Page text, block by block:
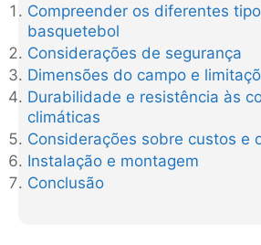
Compreender os diferentes
basquetebol
Considerações de segurança
Dimensões do campo e
Durabilidade e resistência às
climáticas
Considerações sobre custos e
Instalação e montagem
Conclusão